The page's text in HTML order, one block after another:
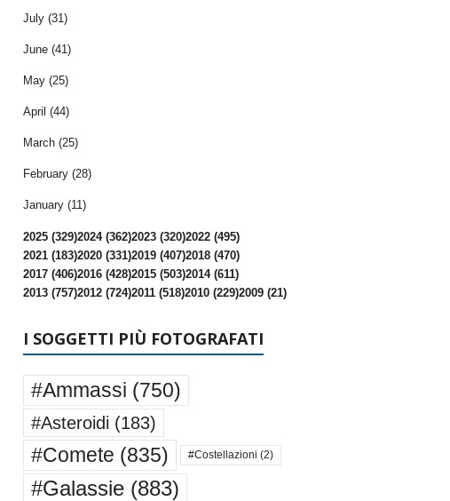
July (31)
June (41)
May (25)
April (44)
March (25)
February (28)
January (11)
2025 (329)2024 (362)2023 (320)2022 (495)
2021 (183)2020 (331)2019 (407)2018 (470)
2017 (406)2016 (428)2015 (503)2014 (611)
2013 (757)2012 (724)2011 (518)2010 (229)2009 (21)
I SOGGETTI PIÙ FOTOGRAFATI
#Ammassi (750)
#Asteroidi (183)
#Comete (835) #Costellazioni (2)
#Galassie(883)